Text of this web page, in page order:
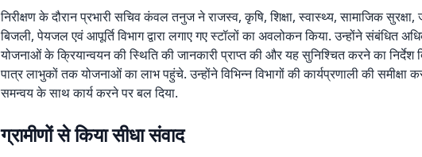
निरीक्षण के दौरान प्रभारी सचिव कंवल तनुज ने राजस्व, कृषि, शिक्षा, स्वास्थ्य, सामाजिक सुरक्षा,
बिजली, पेयजल एवं आपूर्ति विभाग द्वारा लगाए गए स्टॉलों का अवलोकन किया. उन्होंने संबंधित
योजनाओं के क्रियान्वयन की स्थिति की जानकारी प्राप्त की और यह सुनिश्चित करने का निर्देश
पात्र लाभुकों तक योजनाओं का लाभ पहुंचे. उन्होंने विभिन्न विभागों की कार्यप्रणाली की समीक्षा
समन्वय के साथ कार्य करने पर बल दिया.
ग्रामीणों से किया सीधा संवाद